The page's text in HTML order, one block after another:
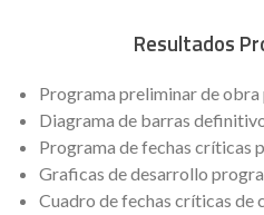
Resultados
Programa preliminar de obra
Diagrama de barras
Programa de fechas críticas
Graficas de desarrollo
Cuadro de fechas críticas de